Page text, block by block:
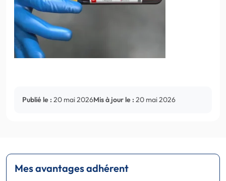
Publié le : 20 mai 2026Mis à jour le : 20 mai 2026
Mes avantages adhérent